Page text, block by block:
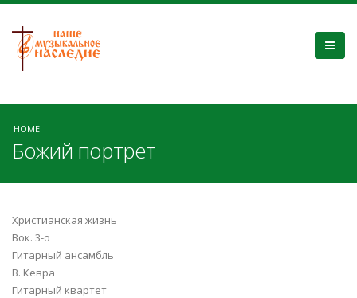
HOME
Божий портрет
Христианская жизнь
Вок. 3-о
Гитарный ансамбль
В. Кевра
Гитарный квартет